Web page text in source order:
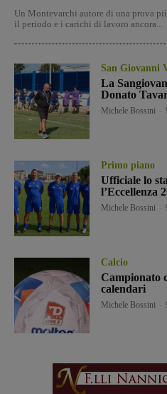
Un Montevarchi autore di una prova
il periodo e i carichi di lavoro ancora...
San Giovanni
La
Donato
Michele Bossini
Primo piano
Ufficiale lo
l’Eccellenza
Michele Bossini
Calcio
Campionato
calendari
Michele Bossini